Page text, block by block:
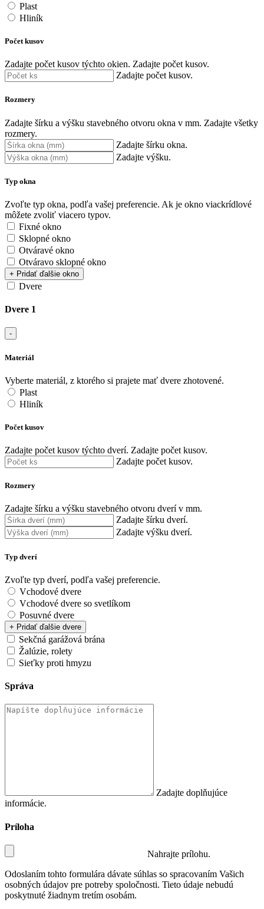
Plast
Hliník
Počet kusov
Zadajte počet kusov týchto okien. Zadajte počet kusov.
Zadajte počet kusov.
Rozmery
Zadajte šírku a výšku stavebného otvoru okna v mm. Zadajte všetky
rozmery.
Zadajte šírku okna.
Zadajte výšku.
Typ okna
Zvoľte typ okna, podľa vašej preferencie. Ak je okno viackrídlové
môžete zvoliť viacero typov.
Fixné okno
Sklopné okno
Otváravé okno
Otváravo sklopné okno
+ Pridať ďalšie okno
Dvere
Dvere 1
-
Materiál
Vyberte materiál, z ktorého si prajete mať dvere zhotovené.
Plast
Hliník
Počet kusov
Zadajte počet kusov týchto dverí. Zadajte počet kusov.
Zadajte počet kusov.
Rozmery
Zadajte šírku a výšku stavebného otvoru dverí v mm.
Zadajte šírku dverí.
Zadajte výšku dverí.
Typ dverí
Zvoľte typ dverí, podľa vašej preferencie.
Vchodové dvere
Vchodové dvere so svetlíkom
Posuvné dvere
+ Pridať ďalšie dvere
Sekčná garážová brána
Žalúzie, rolety
Sieťky proti hmyzu
Správa
Zadajte doplňujúce
informácie.
Príloha
Nahrajte prílohu.
Odoslaním tohto formulára dávate súhlas so spracovaním Vašich
osobných údajov pre potreby spoločnosti. Tieto údaje nebudú
poskytnuté žiadnym tretím osobám.